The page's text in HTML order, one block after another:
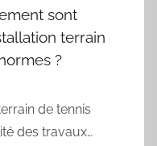
sont
terrain
?
de tennis
des travaux…